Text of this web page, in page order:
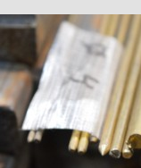
Passer
contenu